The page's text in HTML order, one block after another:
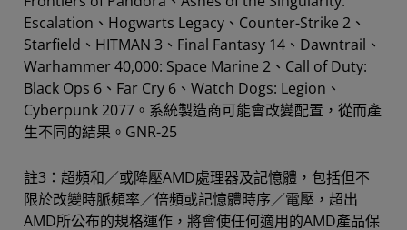
Escalation、Hogwarts Legacy、Counter-Strike 2、
Starfield、HITMAN 3、Final Fantasy 14、Dawntrail、
Warhammer 40,000: Space Marine 2、Call of Duty:
Black Ops 6、Far Cry 6、Watch Dogs: Legion、
Cyberpunk 2077。系統製造商可能會改變配置，從而產
生不同的結果。GNR-25
註3：超頻和／或降壓AMD處理器及記憶體，包括但不
限於改變時脈頻率／倍頻或記憶體時序／電壓，超出
AMD所公布的規格運作，將會使任何適用的AMD產品保